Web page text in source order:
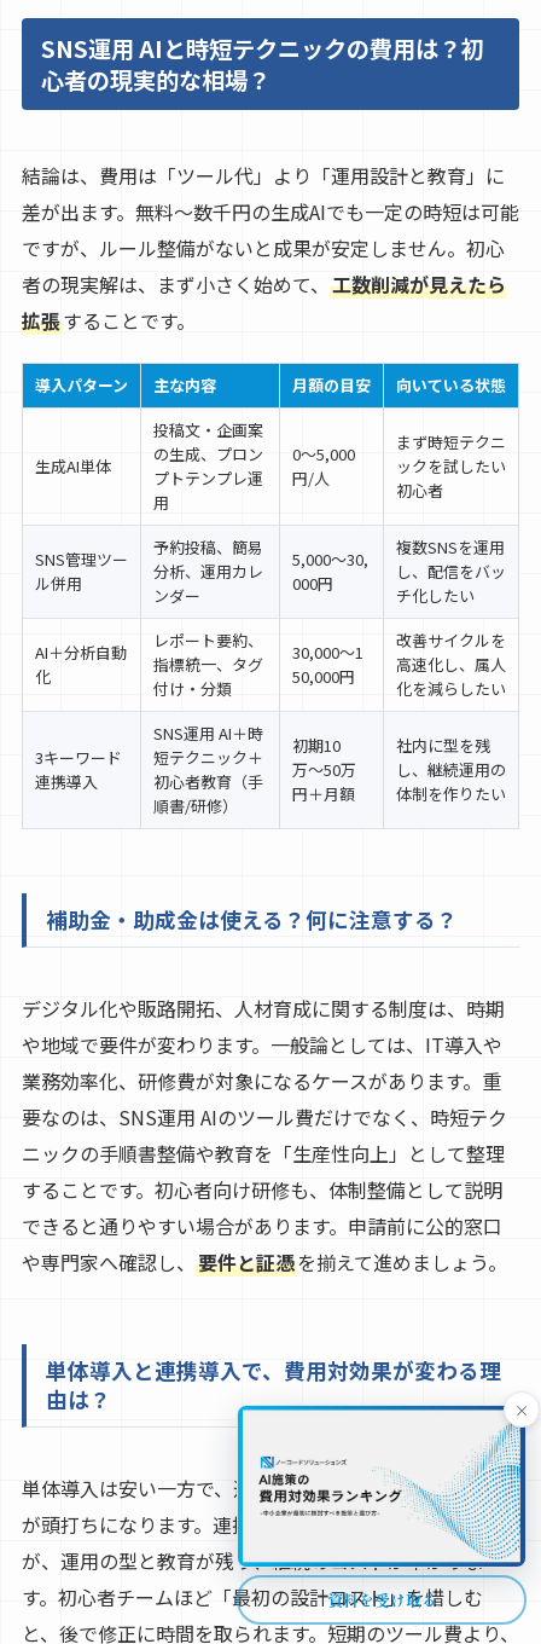
SNS運用 AIと時短テクニックの費用は？初
心者の現実的な相場？
結論は、費用は「ツール代」より「運用設計と教育」に
差が出ます。無料〜数千円の生成AIでも一定の時短は可能
ですが、ルール整備がないと成果が安定しません。初心
者の現実解は、まず小さく始めて、 工数削減が見えたら
拡張することです。
導入パターン 主な内容 月額の目安 向いている状態
生成AI単体
投稿文・企画案
の生成、プロン
プトテンプレ運
用
0〜5,000
円/人
まず時短テクニ
ックを試したい
初心者
SNS管理ツー
ル併用
予約投稿、簡易
分析、運用カレ
ンダー
5,000〜30,
000円
複数SNSを運用
し、配信をバッ
チ化したい
AI＋分析自動
化
レポート要約、
指標統一、タグ
付け・分類
30,000〜1
50,000円
改善サイクルを
高速化し、属人
化を減らしたい
3キーワード
連携導入
SNS運用 AI＋時
短テクニック＋
初心者教育（手
順書/研修）
初期10
万〜50万
円＋月額
社内に型を残
し、継続運用の
体制を作りたい
補助金・助成金は使える？何に注意する？
デジタル化や販路開拓、人材育成に関する制度は、時期
や地域で要件が変わります。一般論としては、IT導入や
業務効率化、研修費が対象になるケースがあります。重
要なのは、SNS運用 AIのツール費だけでなく、時短テク
ニックの手順書整備や教育を「生産性向上」として整理
することです。初心者向け研修も、体制整備として説明
できると通りやすい場合があります。申請前に公的窓口
や専門家へ確認し、 要件と証憑を揃えて進めましょう。
単体導入と連携導入で、費用対効果が変わる理
由は？
単体導入は安い一方で、運用が人に依存しやすく、効果
が頭打ちになります。連携導入は初期費用が増えます
が、運用の型と教育が残り、継続のコストが下がりま
す。初心者チームほど「最初の設計コスト」を惜しむ
と、後で修正に時間を取られます。短期のツール費より、
×
資料を受け取る